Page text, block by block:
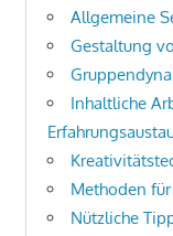
Allgemeine
Gestaltung
Inhaltliche
Methoden
Nützliche